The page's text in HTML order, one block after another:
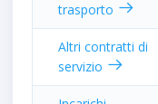
trasporto
Altri contratti di
servizio